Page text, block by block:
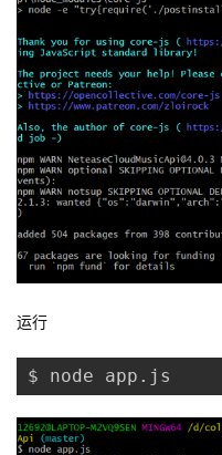
运行
$ node app.js